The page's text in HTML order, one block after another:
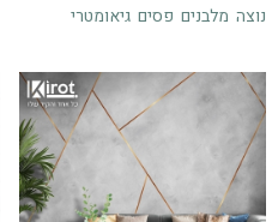
נוצה מלבנים פסים גיאומטרי